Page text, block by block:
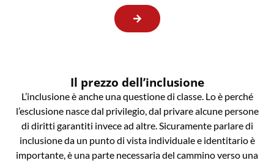
Il prezzo dell’inclusione
L’inclusione è anche una questione di classe. Lo è perché
l’esclusione nasce dal privilegio, dal privare alcune persone
di diritti garantiti invece ad altre. Sicuramente parlare di
inclusione da un punto di vista individuale e identitario è
importante, è una parte necessaria del cammino verso una